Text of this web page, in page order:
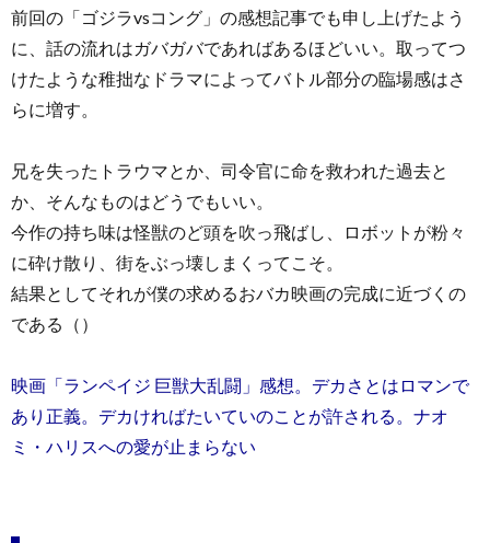
前回の「ゴジラvsコング」の感想記事でも申し上げたよう
に、話の流れはガバガバであればあるほどいい。取ってつ
けたような稚拙なドラマによってバトル部分の臨場感はさ
らに増す。
兄を失ったトラウマとか、司令官に命を救われた過去と
か、そんなものはどうでもいい。
今作の持ち味は怪獣のど頭を吹っ飛ばし、ロボットが粉々
に砕け散り、街をぶっ壊しまくってこそ。
結果としてそれが僕の求めるおバカ映画の完成に近づくの
である（）
映画「ランペイジ 巨獣大乱闘」感想。デカさとはロマンで
あり正義。デカければたいていのことが許される。ナオ
ミ・ハリスへの愛が止まらない